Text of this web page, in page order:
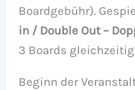
Boardgebühr).
in / Double Out –
3 Boards
Beginn der